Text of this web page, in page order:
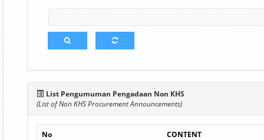
List Pengumuman Pengadaan Non KHS
(List of Non KHS Procurement Announcements)
No CONTENT